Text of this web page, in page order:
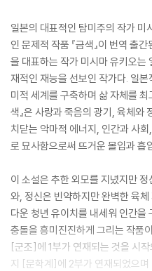
일본의 대표적인 탐미주의 작가 미
인 문제적 작품 『금색』이 번역
을 대표하는 작가 미시마 유키오는
재적인 재능을 선보인 작가다. 일
미적 세계를 구축하며 삶 자체를 최
색』은 사랑과 죽음의 광기, 육체와
치닫는 악마적 에너지, 인간과 사
로 묘사함으로써 뜨거운 몰입과 흡
이 소설은 추한 외모를 지녔지만
와, 정신은 빈약하지만 완벽한 육
다운 청년 유이치를 내세워 인간을
충돌을 흥미진진하게 그리는 작품
[군조]에 1부가 연재되는 것을 시
지 [문학계]에 2부가 연재되었으